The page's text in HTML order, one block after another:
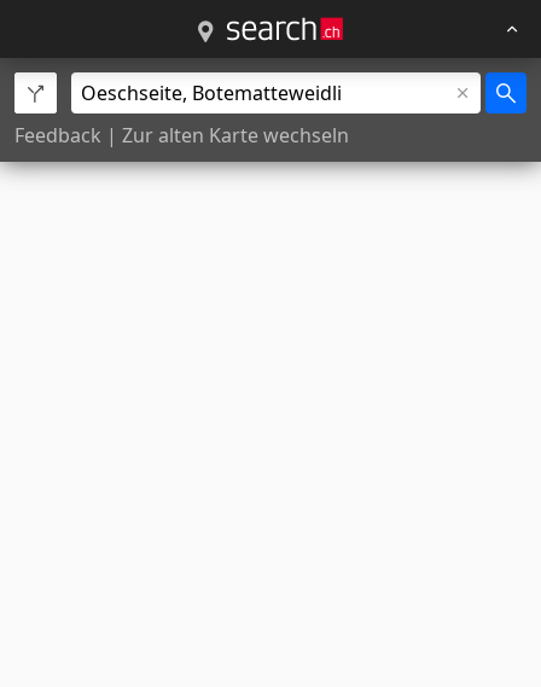
Feedback | Zur alten Karte wechseln